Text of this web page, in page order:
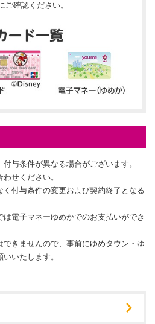
ご確認ください。
与条件が異なる場合がございます。
せください。
付与条件の変更および契約終了となる
電子マネーゆめかでのお支払いができ
きませんので、事前にゆめタウン・ゆ
いたします。